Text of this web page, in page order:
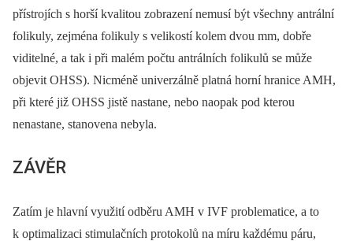
přístrojích s horší kvalitou zobrazení nemusí být všechny antrální
folikuly, zejména folikuly s velikostí kolem dvou mm, dobře
viditelné, a tak i při malém počtu antrálních folikulů se může
objevit OHSS). Nicméně univerzálně platná horní hranice AMH,
při které již OHSS jistě nastane, nebo naopak pod kterou
nenastane, stanovena nebyla.
ZÁVĚR
Zatím je hlavní využití odběru AMH v IVF problematice, a to
k optimalizaci stimulačních protokolů na míru každému páru,